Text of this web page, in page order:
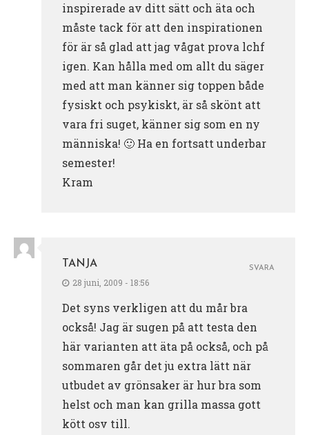
inspirerade av ditt sätt och äta och
måste tack för att den inspirationen
för är så glad att jag vågat prova lchf
igen. Kan hålla med om allt du säger
med att man känner sig toppen både
fysiskt och psykiskt, är så skönt att
vara fri suget, känner sig som en ny
människa! 🙂 Ha en fortsatt underbar
semester!
Kram
TANJA
28 juni, 2009 - 18:56
Det syns verkligen att du mår bra
också! Jag är sugen på att testa den
här varianten att äta på också, och på
sommaren går det ju extra lätt när
utbudet av grönsaker är hur bra som
helst och man kan grilla massa gott
kött osv till.
SVARA